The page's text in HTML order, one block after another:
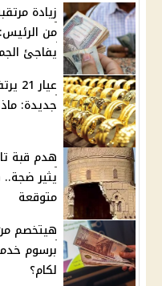
زيادة
من
يفاجئ
جديدة:
هدم قبة
يثير ضجة..
متوقعة
هيتخصم
برسوم
لكام؟